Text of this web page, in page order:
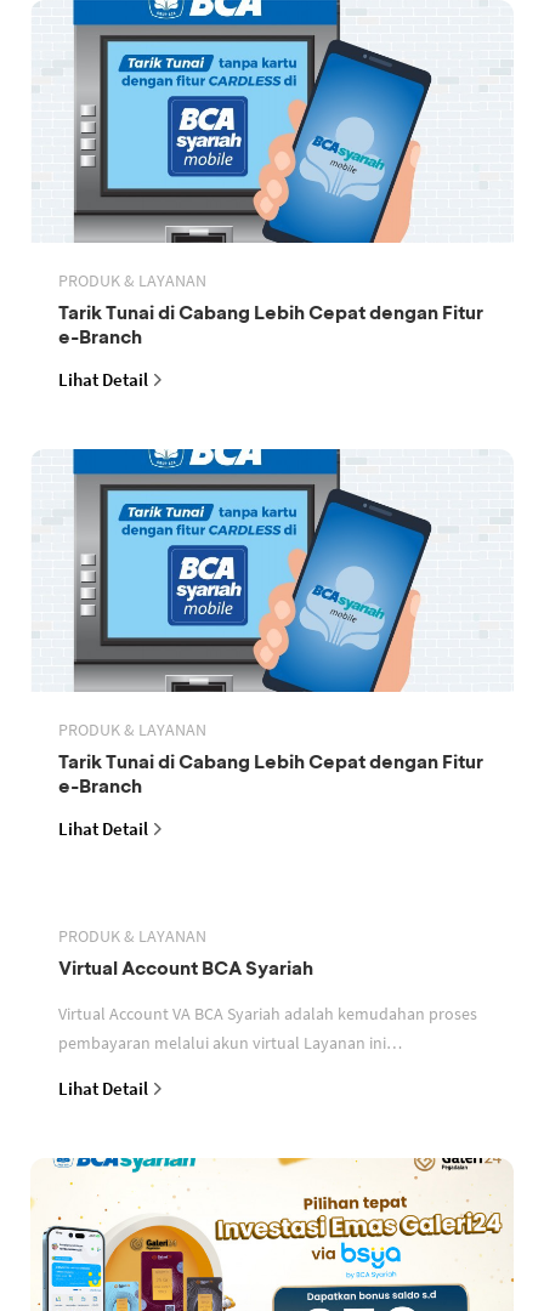
PRODUK & LAYANAN
Tarik Tunai di Cabang Lebih Cepat dengan Fitur
e-Branch
Lihat Detail
PRODUK & LAYANAN
Tarik Tunai di Cabang Lebih Cepat dengan Fitur
e-Branch
Lihat Detail
PRODUK & LAYANAN
Virtual Account BCA Syariah
Virtual Account VA BCA Syariah adalah kemudahan proses
pembayaran melalui akun virtual Layanan ini
setiap
Lihat Detail